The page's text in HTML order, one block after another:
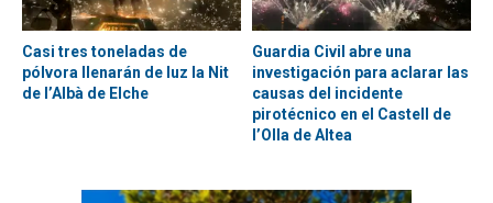
Casi tres toneladas de
pólvora llenarán de luz la Nit
de l’Albà de Elche
Guardia Civil abre una
investigación para aclarar las
causas del incidente
pirotécnico en el Castell de
l’Olla de Altea